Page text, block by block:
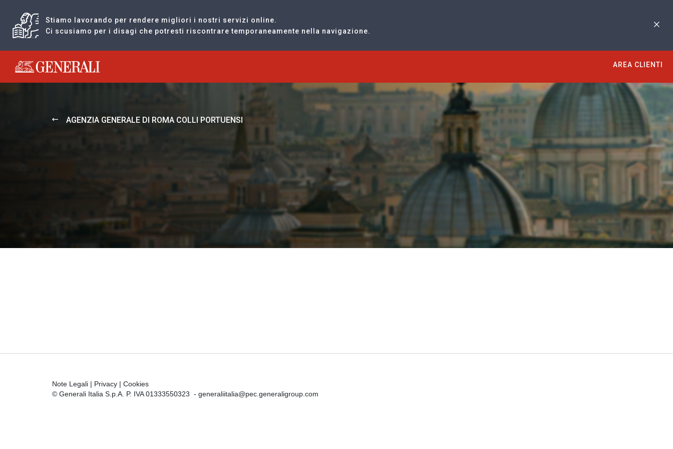
Stiamo lavorando per rendere migliori i nostri servizi online.
Ci scusiamo per i disagi che potresti riscontrare temporaneamente nella navigazione.
Generali logo
AREA CLIENTI
AGENZIA GENERALE DI ROMA COLLI PORTUENSI
Note Legali | Privacy | Cookies
© Generali Italia S.p.A. P. IVA 01333550323 - generaliitalia@pec.generaligroup.com